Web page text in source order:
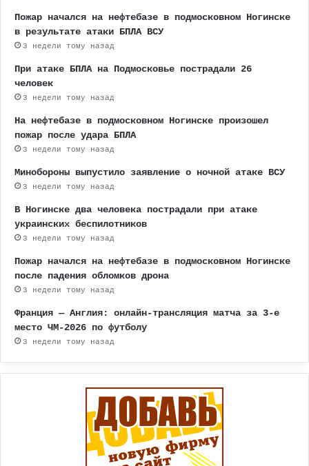
Пожар начался на нефтебазе в подмосковном Ногинске
в результате атаки БПЛА ВСУ
3 недели тому назад
При атаке БПЛА на Подмосковье пострадали 26
человек
3 недели тому назад
На нефтебазе в подмосковном Ногинске произошел
пожар после удара БПЛА
3 недели тому назад
Минобороны выпустило заявление о ночной атаке ВСУ
3 недели тому назад
В Ногинске два человека пострадали при атаке
украинских беспилотников
3 недели тому назад
Пожар начался на нефтебазе в подмосковном Ногинске
после падения обломков дрона
3 недели тому назад
Франция — Англия: онлайн-трансляция матча за 3-е
место ЧМ-2026 по футболу
3 недели тому назад